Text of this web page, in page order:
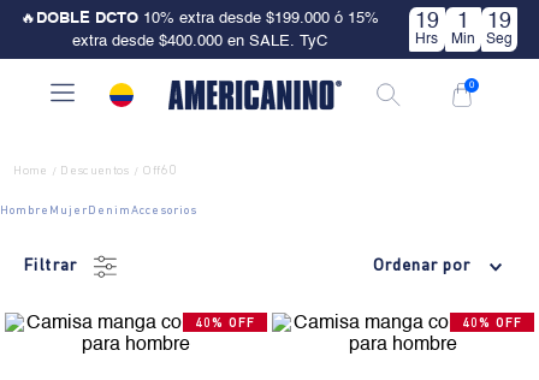
🔥 DOBLE DCTO 10% extra desde $199.000 ó 15%
extra desde $400.000 en SALE. TyC
19
Hrs
1
Min
18
Seg
0
Home / Descuentos / Off60
Hombre Mujer DenimAccesorios
Filtrar Ordenar por
40% OFF 40% OFF